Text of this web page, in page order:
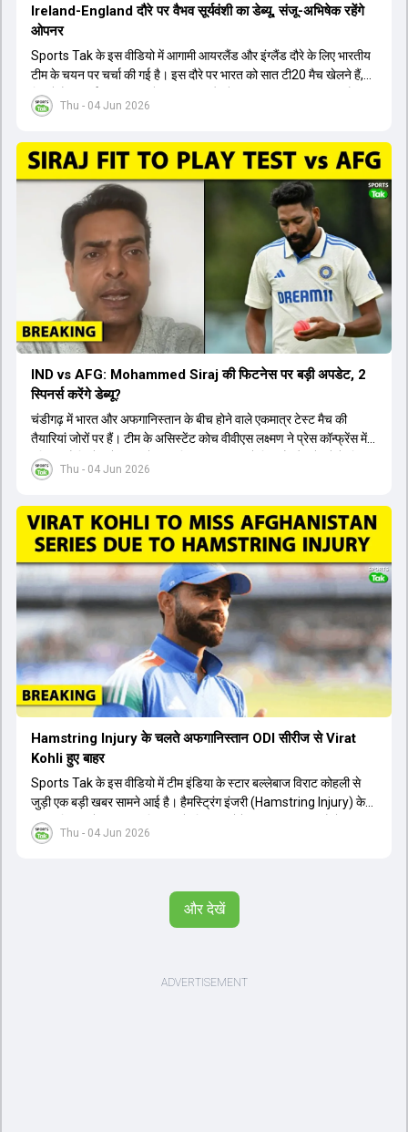
Thu - 04 Jun 2026
Ireland-England दौरे पर वैभव सूर्यवंशी का डेब्यू, संजू-अभिषेक रहेंगे
ओपनर
Sports Tak के इस वीडियो में आगामी आयरलैंड और इंग्लैंड दौरे के लिए भारतीय
टीम के चयन पर चर्चा की गई है। इस दौरे पर भारत को सात टी20 मैच खेलने हैं,
जिसमें वैभव सूर्यवंशी का टीम में चुना जाना और डेब्यू करना तय माना जा रहा है।
हालांकि, अभिषेक शर्मा और संजू सैमसन ही टीम के फर्स्ट चॉइस ओपनर बने रहेंगे,
नंबर तीन और श्रेयस अय्यर नंबर चार पर खेलेंगे। वहीं, रजत पाटीदार फिलहाल
टी20 टीम की योजना से बाहर हैं, लेकिन वह टेस्ट क्रिकेट में वापसी कर सकते हैं।
Thu - 04 Jun 2026
IND vs AFG: Mohammed Siraj की फिटनेस पर बड़ी अपडेट, 2
स्पिनर्स करेंगे डेब्यू?
चंडीगढ़ में भारत और अफगानिस्तान के बीच होने वाले एकमात्र टेस्ट मैच की
तैयारियां जोरों पर हैं। टीम के असिस्टेंट कोच वीवीएस लक्ष्मण ने प्रेस कॉन्फ्रेंस में
पुष्टि की है कि तेज गेंदबाज मोहम्मद सिराज पूरी तरह से फिट हैं और खेलने के लिए
उपलब्ध हैं। आईपीएल के दौरान लगी चोट के कारण उनके खेलने पर संदेह था,
सुथार और हर्ष दुबे को कुलदीप यादव और वाशिंगटन सुंदर के साथ प्लेइंग 11 में मौका
मिलने की प्रबल संभावना है। कप्तान शुभमन गिल विकेट की स्थिति को ध्यान में
रखते हुए अंतिम 11 का फैसला करेंगे। टीम में यशस्वी जायसवाल, केएल राहुल,
ऋषभ पंत और ध्रुव जुरेल जैसे खिलाड़ी भी शामिल हैं। यह टेस्ट मैच विश्व टेस्ट
चैंपियनशिप चक्र का हिस्सा नहीं है, लेकिन भारतीय टीम के लिए काफी महत्वपूर्ण
है। अंत में फैंस के सवालों का जवाब देते हुए टी20 कप्तानी और हेड कोच गौतम
गंभीर से जुड़ी जानकारी भी साझा की गई।
Thu - 04 Jun 2026
Hamstring Injury के चलते अफगानिस्तान ODI सीरीज से Virat
Kohli हुए बाहर
Sports Tak के इस वीडियो में टीम इंडिया के स्टार बल्लेबाज विराट कोहली से
जुड़ी एक बड़ी खबर सामने आई है। हैमस्ट्रिंग इंजरी (Hamstring Injury) के
कारण विराट कोहली अफगानिस्तान के खिलाफ होने वाली आगामी तीन मैचों की
वनडे सीरीज से बाहर हो गए हैं। भारत और अफगानिस्तान के बीच इस वनडे सीरीज
खत्म हुए आईपीएल में शानदार प्रदर्शन करने वाले विराट कोहली का इस सीरीज से
बाहर होना भारतीय फैंस के लिए एक बहुत बड़ा झटका है। यह वनडे सीरीज 2027
और देखें